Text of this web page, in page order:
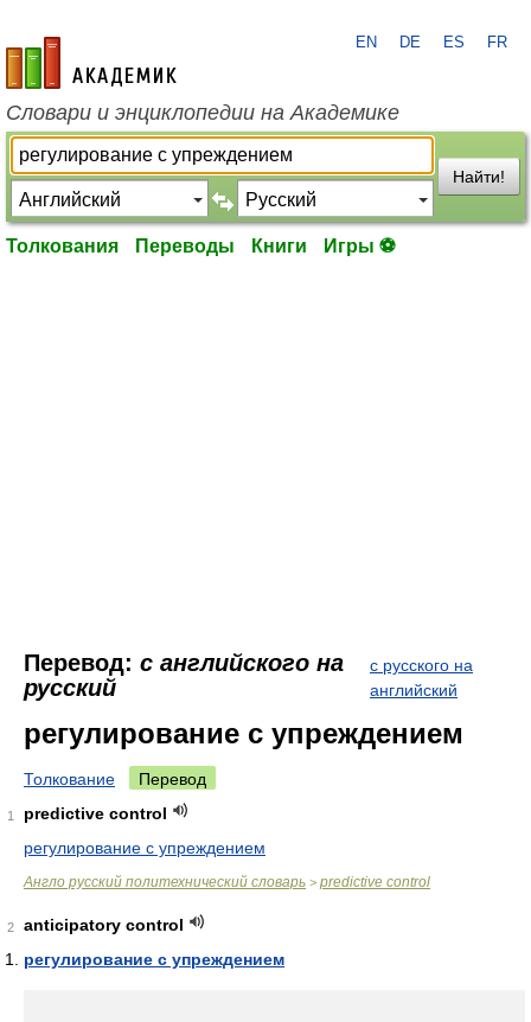
academic.ru
EN DE ES FR
Словари и энциклопедии на Академике
Найти!
Толкования Переводы Книги Игры ⚽
Перевод: с английского на
русский
с русского на
английский
регулирование с упреждением
Толкование Перевод
1
predictive control
регулирование с упреждением
Англо русский политехнический словарь > predictive control
2
anticipatory control
регулирование с упреждением